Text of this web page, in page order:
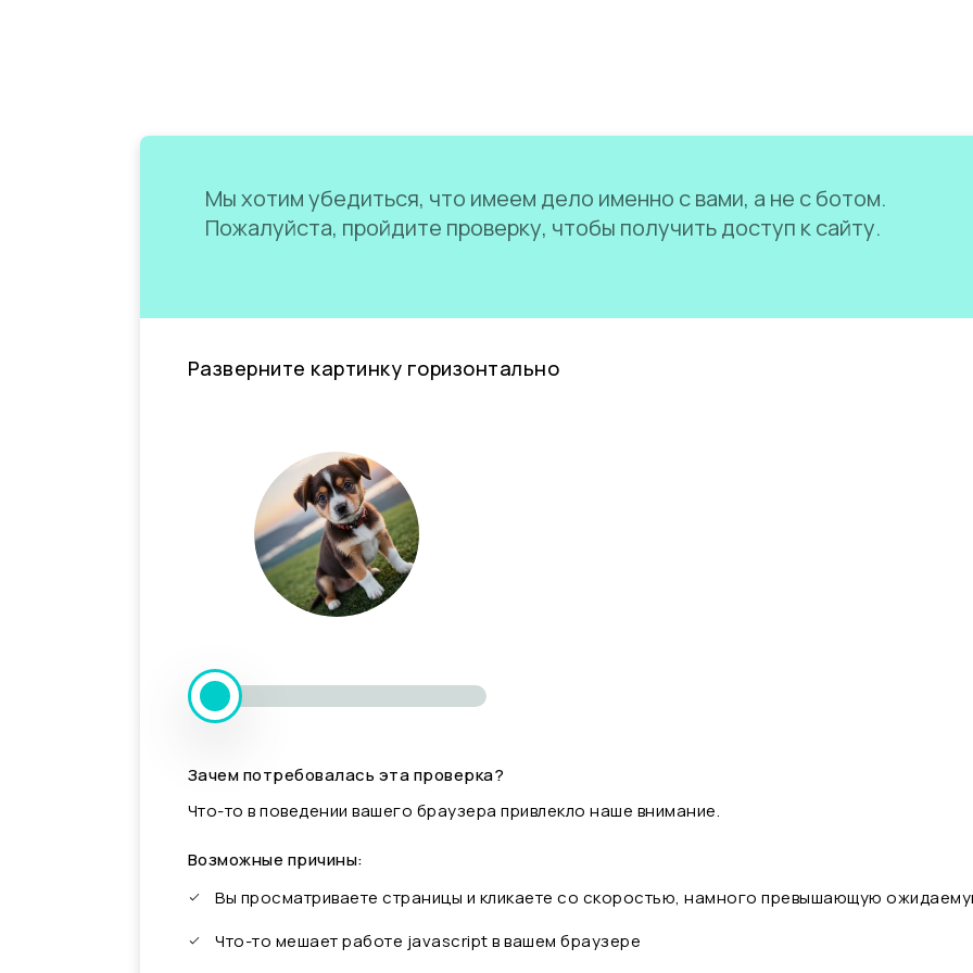
Мы хотим убедиться, что имеем дело именно с вами, а не с ботом.
Пожалуйста, пройдите проверку, чтобы получить доступ к сайту.
Разверните картинку горизонтально
Зачем потребовалась эта проверка?
Что-то в поведении вашего браузера привлекло наше внимание.
Возможные причины:
Вы просматриваете страницы и кликаете со скоростью, намного превышающую
Что-то мешает работе javascript в вашем браузере